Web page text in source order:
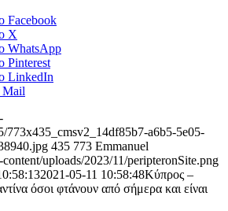
Facebook
X
WhatsApp
Pinterest
LinkedIn
Mail
773x435_cmsv2_14df85b7-a6b5-5e05-
435 773 Emmanuel
uploads/2023/11/peripteronSite.png
2021-05-11 10:58:48Κύπρος –
όσοι φτάνουν από σήμερα και είναι